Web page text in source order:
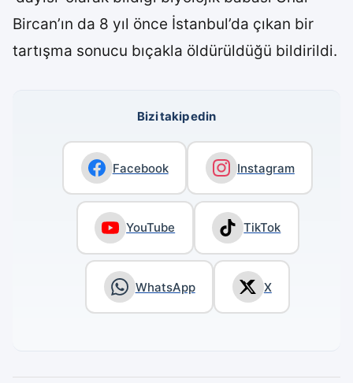
Bircan’ın da 8 yıl önce İstanbul’da çıkan bir
tartışma sonucu bıçakla öldürüldüğü bildirildi.
Bizi takip edin
Facebook Instagram
YouTube TikTok
WhatsApp X